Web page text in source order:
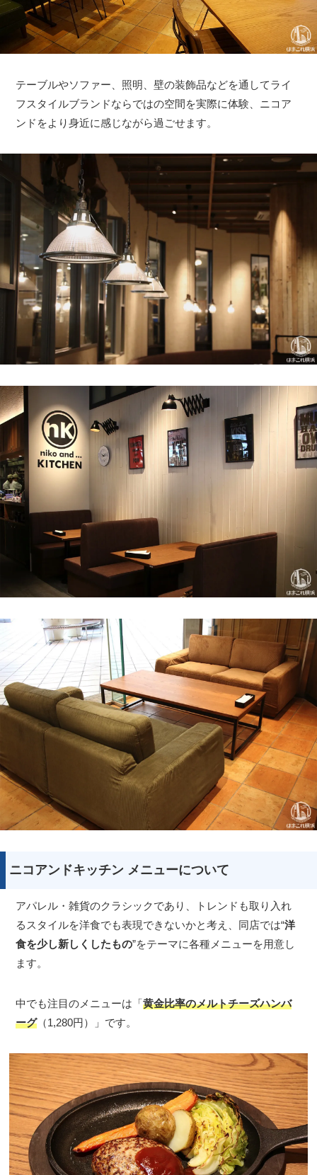
テーブルやソファー、照明、壁の装飾品などを通してライ
フスタイルブランドならではの空間を実際に体験、ニコア
ンドをより身近に感じながら過ごせます。
ニコアンドキッチン メニューについて
アパレル・雑貨のクラシックであり、トレンドも取り入れ
るスタイルを洋食でも表現できないかと考え、同店では“洋
食を少し新しくしたもの”をテーマに各種メニューを用意し
ます。
中でも注目のメニューは「黄金比率のメルトチーズハンバ
ーグ（1,280円）」です。